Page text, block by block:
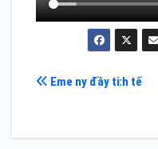
Điều
Eme ny đầy ti:h tế